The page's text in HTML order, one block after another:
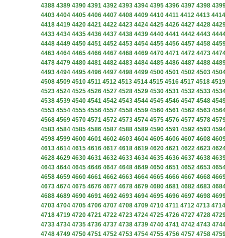
4388 4389 4390 4391 4392 4393 4394 4395 4396 4397 4398
4403 4404 4405 4406 4407 4408 4409 4410 4411 4412 4413 4414
4418 4419 4420 4421 4422 4423 4424 4425 4426 4427 4428
4433 4434 4435 4436 4437 4438 4439 4440 4441 4442 4443
4448 4449 4450 4451 4452 4453 4454 4455 4456 4457 4458
4463 4464 4465 4466 4467 4468 4469 4470 4471 4472 4473
4478 4479 4480 4481 4482 4483 4484 4485 4486 4487 4488
4493 4494 4495 4496 4497 4498 4499 4500 4501 4502 4503
4508 4509 4510 4511 4512 4513 4514 4515 4516 4517 4518 4519
4523 4524 4525 4526 4527 4528 4529 4530 4531 4532 4533
4538 4539 4540 4541 4542 4543 4544 4545 4546 4547 4548
4553 4554 4555 4556 4557 4558 4559 4560 4561 4562 4563
4568 4569 4570 4571 4572 4573 4574 4575 4576 4577 4578
4583 4584 4585 4586 4587 4588 4589 4590 4591 4592 4593
4598 4599 4600 4601 4602 4603 4604 4605 4606 4607 4608
4613 4614 4615 4616 4617 4618 4619 4620 4621 4622 4623
4628 4629 4630 4631 4632 4633 4634 4635 4636 4637 4638
4643 4644 4645 4646 4647 4648 4649 4650 4651 4652 4653
4658 4659 4660 4661 4662 4663 4664 4665 4666 4667 4668
4673 4674 4675 4676 4677 4678 4679 4680 4681 4682 4683
4688 4689 4690 4691 4692 4693 4694 4695 4696 4697 4698
4703 4704 4705 4706 4707 4708 4709 4710 4711 4712 4713 4714
4718 4719 4720 4721 4722 4723 4724 4725 4726 4727 4728
4733 4734 4735 4736 4737 4738 4739 4740 4741 4742 4743
4748 4749 4750 4751 4752 4753 4754 4755 4756 4757 4758